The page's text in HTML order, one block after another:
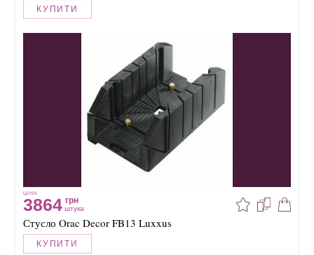
КУПИТИ
ЦІНА
3864 грн
штука
Стусло Orac Decor FB13 Luxxus
КУПИТИ